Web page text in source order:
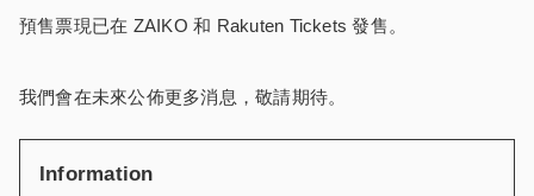
預售票現已在 ZAIKO 和 Rakuten Tickets 發售。
我們會在未來公佈更多消息，敬請期待。
Information